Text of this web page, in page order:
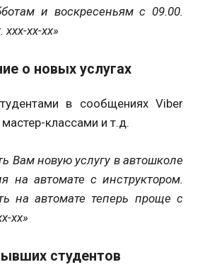
и воскресеньям с 09.00.
хх-хх»
о новых услугах
в сообщениях Viber
классами и т.д.
Вам новую услугу в автошколе
на автомате с инструктором.
на автомате теперь проще с
хх»
студентов